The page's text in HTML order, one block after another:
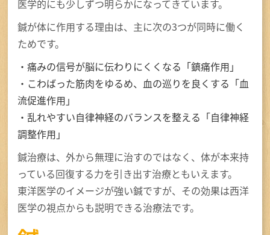
医学的にも少しずつ明らかになってきています。
鍼が体に作用する理由は、主に次の3つが同時に働く
ためです。
・痛みの信号が脳に伝わりにくくなる「鎮痛作用」
・こわばった筋肉をゆるめ、血の巡りを良くする「血
流促進作用」
・乱れやすい自律神経のバランスを整える「自律神経
調整作用」
鍼治療は、外から無理に治すのではなく、体が本来持
っている回復する力を引き出す治療ともいえます。
東洋医学のイメージが強い鍼ですが、その効果は西洋
医学の視点からも説明できる治療法です。